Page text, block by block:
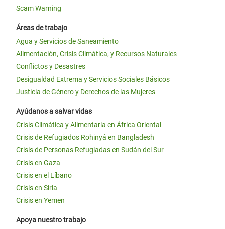
Scam Warning
Áreas de trabajo
Agua y Servicios de Saneamiento
Alimentación, Crisis Climática, y Recursos Naturales
Conflictos y Desastres
Desigualdad Extrema y Servicios Sociales Básicos
Justicia de Género y Derechos de las Mujeres
Ayúdanos a salvar vidas
Crisis Climática y Alimentaria en África Oriental
Crisis de Refugiados Rohinyá en Bangladesh
Crisis de Personas Refugiadas en Sudán del Sur
Crisis en Gaza
Crisis en el Líbano
Crisis en Siria
Crisis en Yemen
Apoya nuestro trabajo